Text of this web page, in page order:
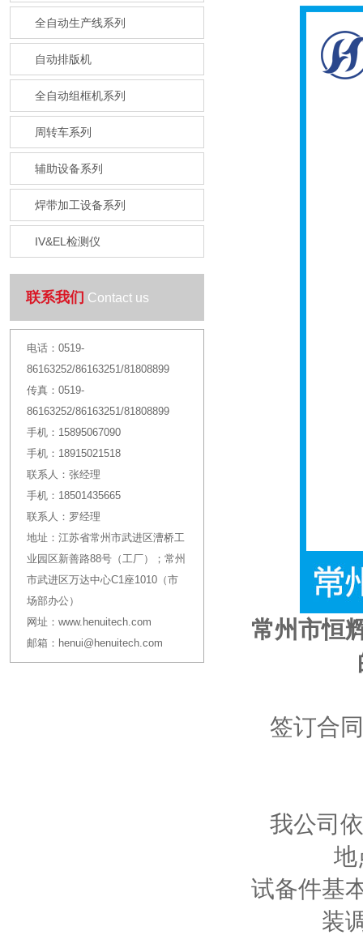
全自动生产线系列
自动排版机
全自动组框机系列
周转车系列
辅助设备系列
焊带加工设备系列
IV&EL检测仪
联系我们 Contact us
电话： 0519-
86163252/86163251/81808899
传真： 0519-
86163252/86163251/81808899
手机： 15895067090
手机： 18915021518
联系人： 张经理
手机： 18501435665
联系人： 罗经理
地址： 江苏省常州市武进区漕桥工
业园区新善路88号（工厂）；常州
市武进区万达中心C1座1010（市
场部办公）
网址： www.henuitech.com
邮箱： henui@henuitech.com
常州市恒
签订合
我公司
地
试备件基
装